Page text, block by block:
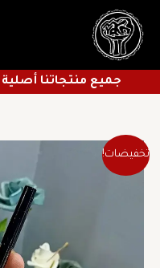
المحتوى
جميع منتجاتنا أصلية 100% ومن مصادرها الرسمية
تخفيضات!
هو:
15 ج.م.